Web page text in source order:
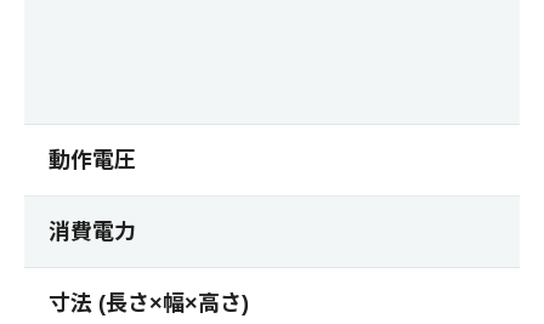
動作電圧
消費電力
寸法 (長さ×幅×高さ)